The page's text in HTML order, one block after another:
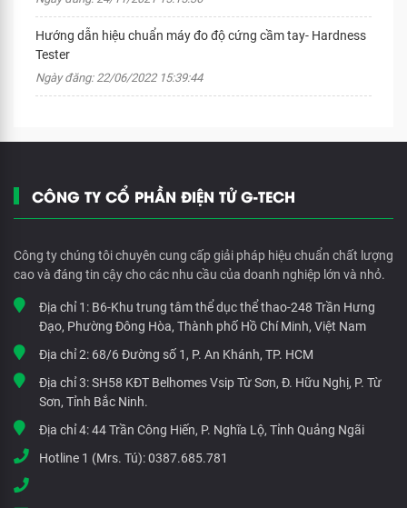
Hướng dẫn hiệu chuẩn máy đo độ cứng cầm tay- Hardness
Tester
Ngày đăng: 22/06/2022 15:39:44
CÔNG TY CỔ PHẦN ĐIỆN TỬ G-TECH
Công ty chúng tôi chuyên cung cấp giải pháp hiệu chuẩn chất lượng
cao và đáng tin cậy cho các nhu cầu của doanh nghiệp lớn và nhỏ.
Địa chỉ 1: B6-Khu trung tâm thể dục thể thao-248 Trần Hưng
Đạo, Phường Đông Hòa, Thành phố Hồ Chí Minh, Việt Nam
Địa chỉ 2: 68/6 Đường số 1, P. An Khánh, TP. HCM
Địa chỉ 3:SH58 KĐT Belhomes Vsip Từ Sơn, Đ. Hữu Nghị, P. Từ
Sơn, Tỉnh Bắc Ninh.
Địa chỉ 4:44 Trần Công Hiến, P. Nghĩa Lộ, Tỉnh Quảng Ngãi
Hotline 1 (Mrs. Tú):0387.685.781